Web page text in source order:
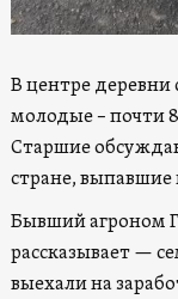
В центре деревни
молодые – почти
Старшие
стране,
Бывший агроном
рассказывает —
выехали на